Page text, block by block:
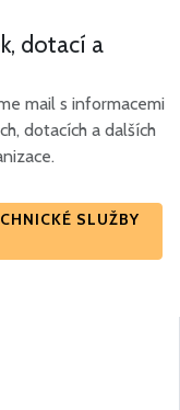
dotací a
mail s informacemi
dotacích a dalších
SLUŽBY